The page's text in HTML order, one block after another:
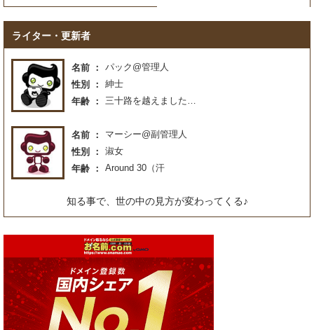
ライター・更新者
名前
パック@管理人
性別
紳士
年齢
三十路を越えました…
名前
マーシー@副管理人
性別
淑女
年齢
Around 30（汗
知る事で、世の中の見方が変わってくる♪